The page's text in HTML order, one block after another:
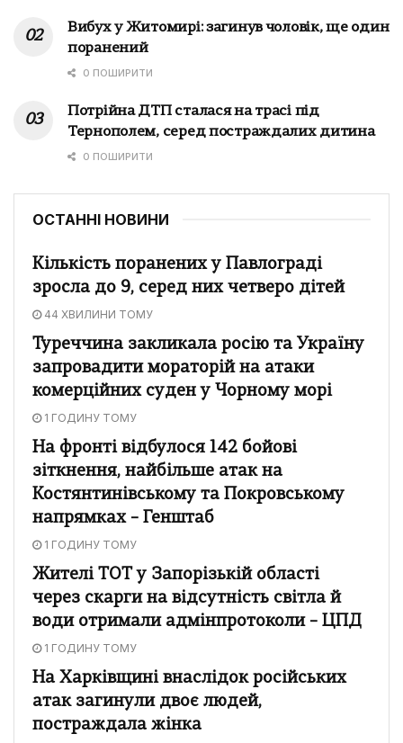
Вибух у Житомирі: загинув чоловік, ще один
поранений
0 ПОШИРИТИ
Потрійна ДТП сталася на трасі під
Тернополем, серед постраждалих дитина
0 ПОШИРИТИ
ОСТАННІ НОВИНИ
Кількість поранених у Павлограді
зросла до 9, серед них четверо дітей
44 ХВИЛИНИ ТОМУ
Туреччина закликала росію та Україну
запровадити мораторій на атаки
комерційних суден у Чорному морі
1 ГОДИНУ ТОМУ
На фронті відбулося 142 бойові
зіткнення, найбільше атак на
Костянтинівському та Покровському
напрямках – Генштаб
1 ГОДИНУ ТОМУ
Жителі ТОТ у Запорізькій області
через скарги на відсутність світла й
води отримали адмінпротоколи – ЦПД
1 ГОДИНУ ТОМУ
На Харківщині внаслідок російських
атак загинули двоє людей,
постраждала жінка